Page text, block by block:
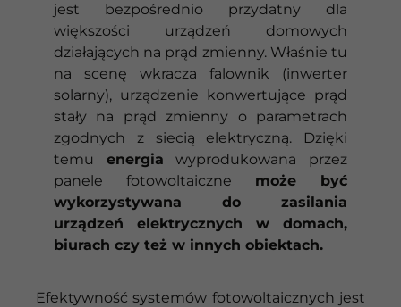
jest bezpośrednio przydatny dla
większości urządzeń domowych
działających na prąd zmienny. Właśnie tu
na scenę wkracza falownik (inwerter
solarny), urządzenie konwertujące prąd
stały na prąd zmienny o parametrach
zgodnych z siecią elektryczną. Dzięki
temu energia wyprodukowana przez
panele fotowoltaiczne może być
wykorzystywana do zasilania
urządzeń elektrycznych w domach,
biurach czy też w innych obiektach.
Efektywność systemów fotowoltaicznych jest